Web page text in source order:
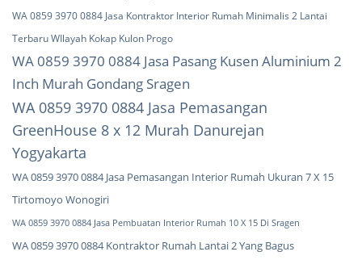
WA 0859 3970 0884 Jasa Kontraktor Interior Rumah Minimalis 2 Lantai
Terbaru WIlayah Kokap Kulon Progo
WA 0859 3970 0884 Jasa Pasang Kusen Aluminium 2
Inch Murah Gondang Sragen
WA 0859 3970 0884 Jasa Pemasangan
GreenHouse 8 x 12 Murah Danurejan
Yogyakarta
WA 0859 3970 0884 Jasa Pemasangan Interior Rumah Ukuran 7 X 15
Tirtomoyo Wonogiri
WA 0859 3970 0884 Jasa Pembuatan Interior Rumah 10 X 15 Di Sragen
WA 0859 3970 0884 Kontraktor Rumah Lantai 2 Yang Bagus